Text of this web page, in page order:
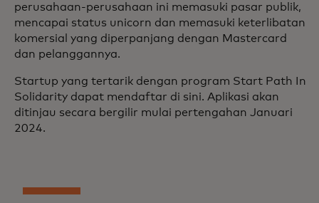
perusahaan-perusahaan ini memasuki pasar publik,
mencapai status unicorn dan memasuki keterlibatan
komersial yang diperpanjang dengan Mastercard
dan pelanggannya.
Startup yang tertarik dengan program Start Path In
Solidarity dapat mendaftar di sini. Aplikasi akan
ditinjau secara bergilir mulai pertengahan Januari
2024.